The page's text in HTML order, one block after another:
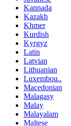
Kannada
Kazakh
Khmer
Kurdish
Kyrgyz
Latin
Latvian
Lithuanian
Luxembou..
Macedonian
Malagasy
Malay
Malayalam
Maltese